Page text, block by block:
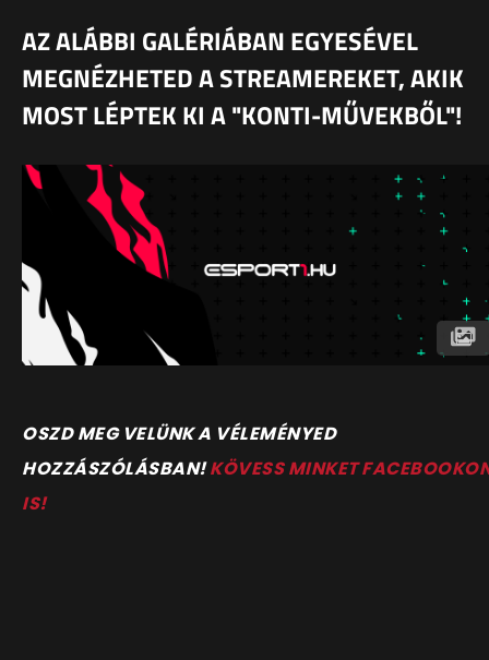
AZ ALÁBBI GALÉRIÁBAN EGYESÉVEL
MEGNÉZHETED A STREAMEREKET, AKIK
MOST LÉPTEK KI A "KONTI-MŰVEKBŐL"!
OSZD MEG VELÜNK A VÉLEMÉNYED
HOZZÁSZÓLÁSBAN!KÖVESS MINKET
IS!